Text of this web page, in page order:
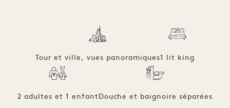
Tour et ville, vues panoramiques1 lit king
2 adultes et 1 enfantDouche et baignoire séparées